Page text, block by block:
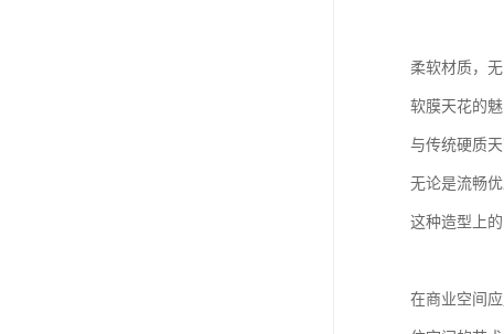
柔软材质，
软膜天花的
与传统硬质
无论是流畅
这种造型上
在商业空间